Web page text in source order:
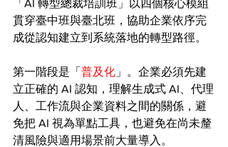
「AI 轉型總裁培訓班」以四個核心模組
貫穿臺中班與臺北班，協助企業依序完
成從認知建立到系統落地的轉型路徑。
第一階段是「 普及化 」。企業必須先建
立正確的 AI 認知，理解生成式 AI、代理
人、工作流與企業資料之間的關係，避
免把 AI 視為單點工具，也避免在尚未釐
清風險與適用場景前大量導入。